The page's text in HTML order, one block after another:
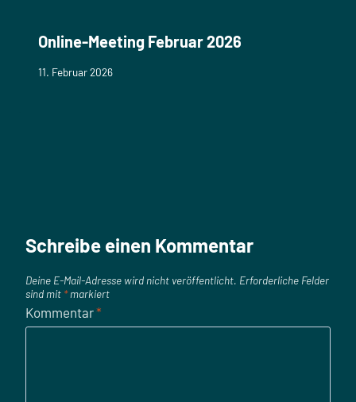
Online-Meeting Februar 2026
11. Februar 2026
Schreibe einen Kommentar
Deine E-Mail-Adresse wird nicht veröffentlicht. Erforderliche Felder
sind mit *markiert
Kommentar*